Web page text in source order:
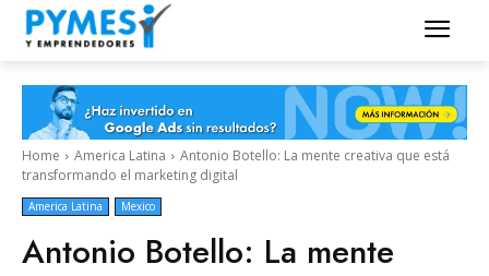
Home America Latina
Antonio Botello: La mente creativa que está
transformando el marketing digital
America Latina Mexico
Antonio Botello: La mente